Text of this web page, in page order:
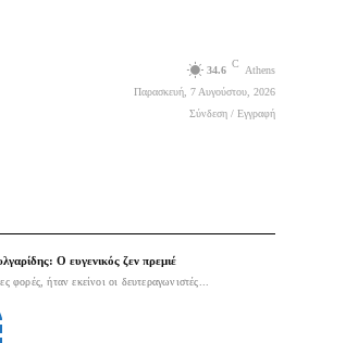
34.6
C
Athens
Παρασκευή, 7 Αυγούστου, 2026
Σύνδεση / Εγγραφή
Ο ευγενικός ζεν πρεμιέ
φορές, ήταν εκείνοι οι δευτεραγωνιστές...